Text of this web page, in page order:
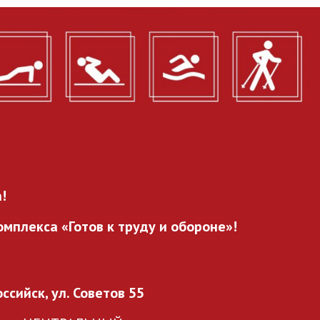
«Готов к труду и обороне»!
ул. Советов 55